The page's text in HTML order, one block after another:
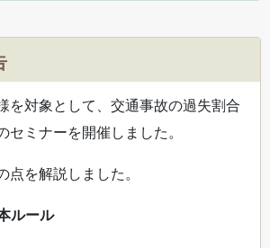
を対象として、交通事故の過失割合
セミナーを開催しました。
点を解説しました。
ルール